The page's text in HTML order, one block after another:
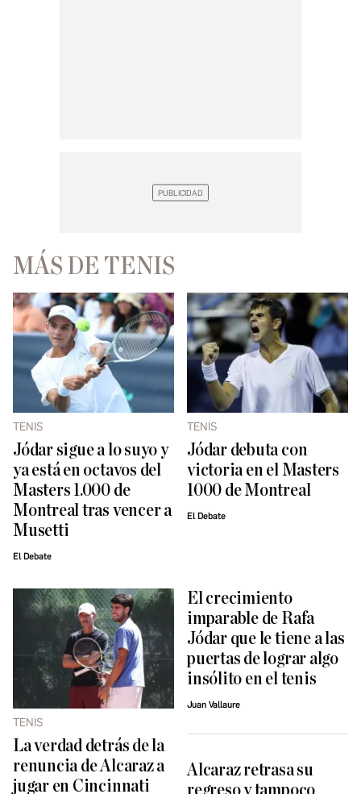
MÁS DE TENIS
TENIS
Jódar sigue a lo suyo y
ya está en octavos del
Masters 1.000 de
Montreal tras vencer a
Musetti
El Debate
TENIS
Jódar debuta con
victoria en el Masters
1000 de Montreal
El Debate
TENIS
La verdad detrás de la
renuncia de Alcaraz a
jugar en Cincinnati
El crecimiento
imparable de Rafa
Jódar que le tiene a las
puertas de lograr algo
insólito en el tenis
Juan Vallaure
Alcaraz retrasa su
regreso y tampoco